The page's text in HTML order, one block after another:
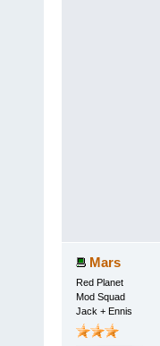
Mars
Red Planet
Mod Squad
Jack + Ennis